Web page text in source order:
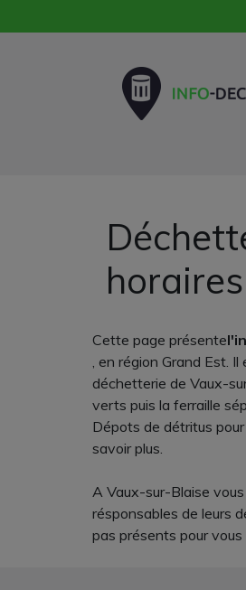
horaires
Cette page présente
, en région Grand Est.
déchetterie de Vaux-
verts puis la ferraille
Dépots de détritus
savoir plus.
A Vaux-sur-Blaise
résponsables de leurs
pas présents pour